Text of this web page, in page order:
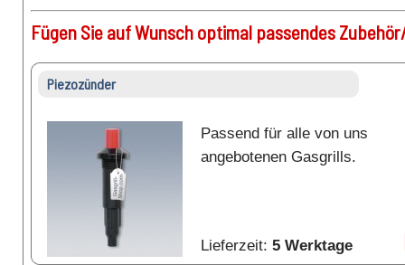
Fügen Sie auf Wunsch optimal passendes
Piezozünder
Passend für alle von uns
angebotenen Gasgrills.
Lieferzeit: 5 Werktage